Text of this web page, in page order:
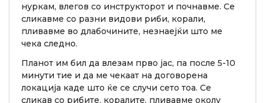
нуркам, влегов со инструкторот и почнавме. Се
сликавме со разни видови риби, корали,
пливавме во длабочините, незнаејќи што ме
чека следно.
Планот им бил да влезам прво јас, па после 5-10
минути тие и да ме чекаат на договорена
локација каде што ќе се случи сето тоа. Се
сликав со рибите, коралите, пливавме околу